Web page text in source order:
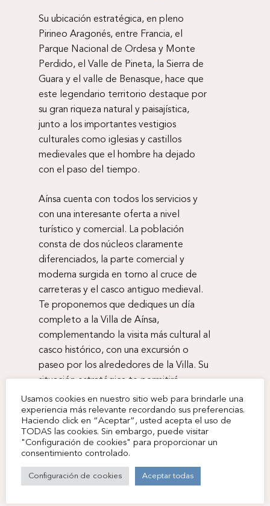
Su ubicación estratégica, en pleno
Pirineo Aragonés, entre Francia, el
Parque Nacional de Ordesa y Monte
Perdido, el Valle de Pineta, la Sierra de
Guara y el valle de Benasque, hace que
este legendario territorio destaque por
su gran riqueza natural y paisajística,
junto a los importantes vestigios
culturales como iglesias y castillos
medievales que el hombre ha dejado
con el paso del tiempo.
Aínsa cuenta con todos los servicios y
con una interesante oferta a nivel
turístico y comercial. La población
consta de dos núcleos claramente
diferenciados, la parte comercial y
moderna surgida en torno al cruce de
carreteras y el casco antiguo medieval.
Te proponemos que dediques un día
completo a la Villa de Aínsa,
complementando la visita más cultural al
casco histórico, con una excursión o
paseo por los alrededores de la Villa. Su
situación estratégica te permitirá
contemplar desde cualquiera de las
elecciones unas vistas estupendas de
parte de este territorio.
VER MÁS
Hotel Sánchez
Habitaciones
Restaurante
Cafetería
Servicios
Localización y
Zona zero BTT
Entorno
Aínsa
Historia
Reservar
Usamos cookies en nuestro sitio web para brindarle una
experiencia más relevante recordando sus preferencias.
Haciendo click en “Aceptar”, usted acepta el uso de
TODAS las cookies. Sin embargo, puede visitar
"Configuración de cookies" para proporcionar un
consentimiento controlado.
Configuración de cookies Aceptar todas